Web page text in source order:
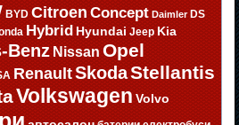
BYD Citroen Concept Daimler DS
Hybrid Hyundai Jeep Kia
Benz Nissan Opel
RenaultSkodaStellantis
Volkswagen Volvo